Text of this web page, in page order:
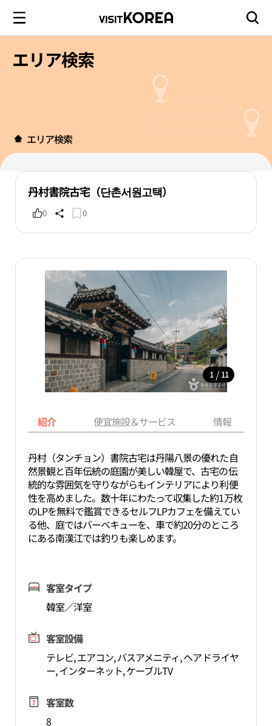
エリア検索
エリア検索
丹村書院古宅（단촌서원고택）
0 0
1 / 11
紹介 便宜施設＆サービス 情報
丹村（タンチョン）書院古宅は丹陽八景の優れた自
然景観と百年伝統の庭園が美しい韓屋で、古宅の伝
統的な雰囲気を守りながらもインテリアにより利便
性を高めました。数十年にわたって収集した約1万枚
のLPを無料で鑑賞できるセルフLPカフェを備えてい
る他、庭ではバーベキューを、車で約20分のところ
にある南漢江では釣りも楽しめます。
客室タイプ
韓室／洋室
客室設備
テレビ, エアコン, バスアメニティ, ヘアドライヤ
ー, インターネット, ケーブルTV
客室数
8